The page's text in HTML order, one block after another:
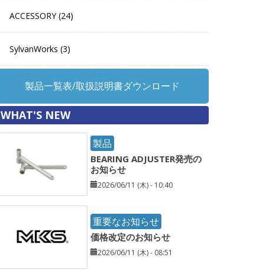
ACCESSORY (24)
SylvanWorks (3)
製品一覧表/取扱説明書ダウンロード
WHAT'S NEW
製品
BEARING ADJUSTER発売の
お知らせ
2026/06/11 (木) - 10:40
重要なお知らせ
価格改定のお知らせ
2026/06/11 (木) - 08:51